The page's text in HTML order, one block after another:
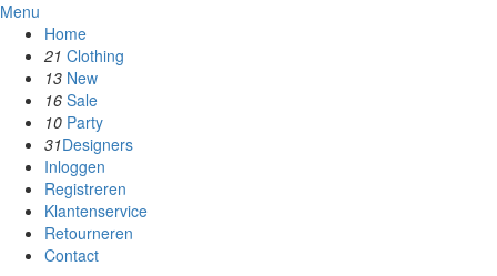
Menu
Home
21 Clothing
13 New
16 Sale
10 Party
31Designers
Inloggen
Registreren
Klantenservice
Retourneren
Contact